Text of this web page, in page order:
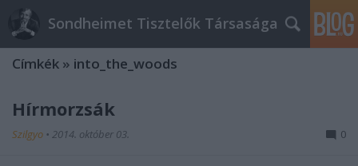
Sondheimet Tisztelők Társasága
Címkék » into_the_woods
Hírmorzsák
Szilgyo • 2014. október 03. 0